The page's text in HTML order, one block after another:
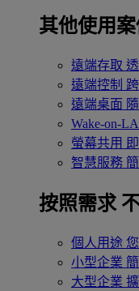
其他使用案
遠端存取
遠端控制
遠端桌面
Wake-on-
螢幕共用
智慧服務
按照需求
個人用途
小型企業
大型企業